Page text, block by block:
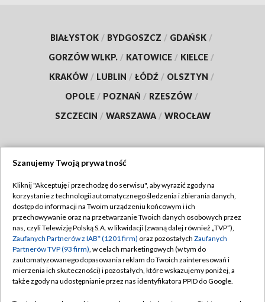
BIAŁYSTOK / BYDGOSZCZ / GDAŃSK /
GORZÓW WLKP. / KATOWICE / KIELCE /
KRAKÓW / LUBLIN / ŁÓDŹ / OLSZTYN /
OPOLE / POZNAŃ / RZESZÓW /
SZCZECIN / WARSZAWA / WROCŁAW
TVP
Abonament TVP
Emisja w TVP
Centrum informacji TVP
Naziemna Telewizja Cyfrowa
Regulamin TVP
Polityka prywatności
Moje zgody
Pomoc
Szanujemy Twoją prywatność
Kliknij "Akceptuję i przechodzę do serwisu", aby wyrazić zgody na
korzystanie z technologii automatycznego śledzenia i zbierania danych,
dostęp do informacji na Twoim urządzeniu końcowym i ich
przechowywanie oraz na przetwarzanie Twoich danych osobowych przez
nas, czyli Telewizję Polską S.A. w likwidacji (zwaną dalej również „TVP”),
Zaufanych Partnerów z IAB* (1201 firm) oraz pozostałych Zaufanych
Partnerów TVP (93 firm), w celach marketingowych (w tym do
zautomatyzowanego dopasowania reklam do Twoich zainteresowań i
mierzenia ich skuteczności) i pozostałych, które wskazujemy poniżej, a
także zgody na udostępnianie przez nas identyfikatora PPID do Google.